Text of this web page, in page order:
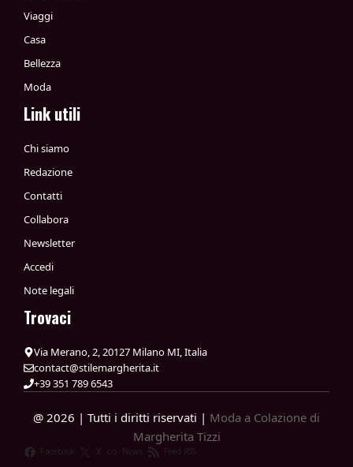
Viaggi
Casa
Bellezza
Moda
Link utili
Chi siamo
Redazione
Contatti
Collabora
Newsletter
Accedi
Note legali
Trovaci
Via Merano, 2, 20127 Milano MI, Italia
contact@stilemargherita.it
+39 351 789 6543
@ 2026 | Tutti i diritti riservati | Moda a Colazione di
Margherita Tizzi
Facebook X News Feed RSS